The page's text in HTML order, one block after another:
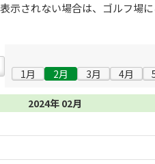
示されない場合は、ゴルフ場に
1月 2月 3月 4月
2024年 02月